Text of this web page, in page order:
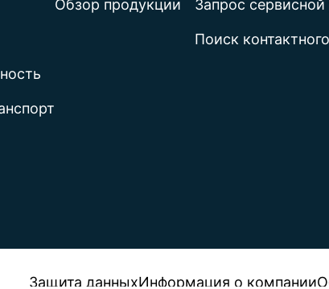
Обзор продукции Запрос сервисной
Поиск
Защита данныхИнформация о компании